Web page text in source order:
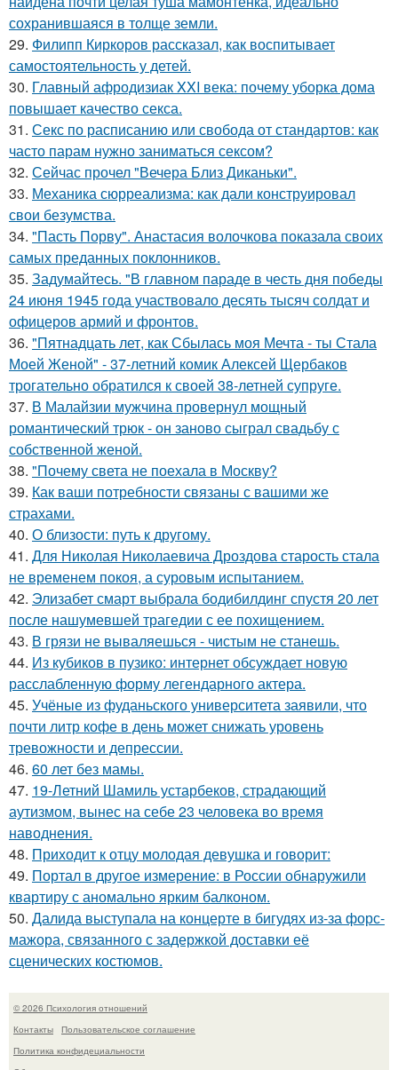
сохранившаяся в толще земли.
29. Филипп Киркоров рассказал, как воспитывает
самостоятельность у детей.
30. Главный афродизиак XXI века: почему уборка дома
повышает качество секса.
31. Секс по расписанию или свобода от стандартов: как
часто парам нужно заниматься сексом?
32. Сейчас прочел "Вечера Близ Диканьки".
33. Механика сюрреализма: как дали конструировал
свои безумства.
34. "Пасть Порву". Анастасия волочкова показала своих
самых преданных поклонников.
35. Задумайтесь. "В главном параде в честь дня победы
24 июня 1945 года участвовало десять тысяч солдат и
офицеров армий и фронтов.
36. "Пятнадцать лет, как Сбылась моя Мечта - ты Стала
Моей Женой" - 37-летний комик Алексей Щербаков
трогательно обратился к своей 38-летней супруге.
37. В Малайзии мужчина провернул мощный
романтический трюк - он заново сыграл свадьбу с
собственной женой.
38. "Почему света не поехала в Москву?
39. Как ваши потребности связаны с вашими же
страхами.
40. О близости: путь к другому.
41. Для Николая Николаевича Дроздова старость стала
не временем покоя, а суровым испытанием.
42. Элизабет смарт выбрала бодибилдинг спустя 20 лет
после нашумевшей трагедии с ее похищением.
43. В грязи не вываляешься - чистым не станешь.
44. Из кубиков в пузико: интернет обсуждает новую
расслабленную форму легендарного актера.
45. Учёные из фуданьского университета заявили, что
почти литр кофе в день может снижать уровень
тревожности и депрессии.
46. 60 лет без мамы.
47. 19-Летний Шамиль устарбеков, страдающий
аутизмом, вынес на себе 23 человека во время
наводнения.
48. Приходит к отцу молодая девушка и говорит:
49. Портал в другое измерение: в России обнаружили
квартиру с аномально ярким балконом.
50. Далида выступала на концерте в бигудях из-за форс-
мажора, связанного с задержкой доставки её
сценических костюмов.
© 2026 Психология отношений
Контакты
Пользовательское соглашение
Политика конфидециальности